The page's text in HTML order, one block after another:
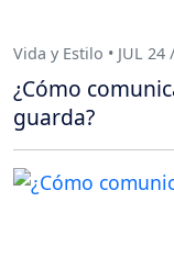
Vida y Estilo • JUL 24
¿Cómo
guarda?